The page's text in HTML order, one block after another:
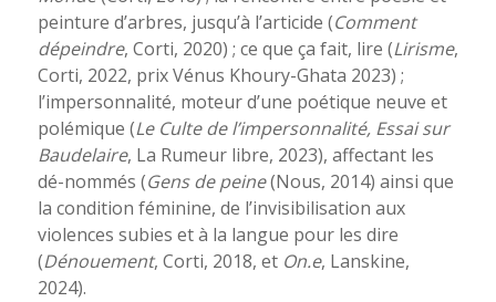
peinture d’arbres, jusqu’à l’articide (Comment
dépeindre, Corti, 2020) ; ce que ça fait, lire (Lirisme,
Corti, 2022, prix Vénus Khoury-Ghata 2023) ;
l’impersonnalité, moteur d’une poétique neuve et
polémique (Le Culte de l’impersonnalité, Essai sur
Baudelaire, La Rumeur libre, 2023), affectant les
dé-nommés (Gens de peine(Nous, 2014) ainsi que
la condition féminine, de l’invisibilisation aux
violences subies et à la langue pour les dire
(Dénouement, Corti, 2018, et On.e, Lanskine,
2024).